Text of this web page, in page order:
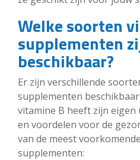
Welke soorten
supplementen
beschikbaar?
Er zijn verschillende
supplementen
vitamine B heeft zijn eigen
en voordelen voor de
van de meest
supplementen: